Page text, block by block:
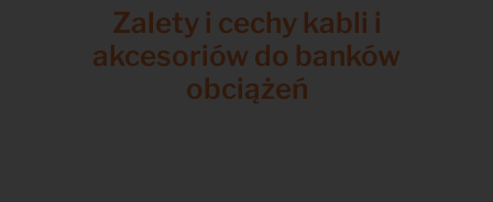
Zalety i cechy kabli i
akcesoriów do banków
obciążeń